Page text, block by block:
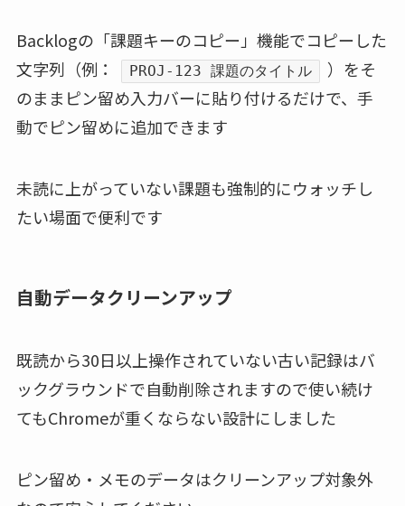
Backlogの「課題キーのコピー」機能でコピーした
文字列（例：
PROJ-123 課題のタイトル
）をそ
のままピン留め入力バーに貼り付けるだけで、手
動でピン留めに追加できます
未読に上がっていない課題も強制的にウォッチし
たい場面で便利です
自動データクリーンアップ
既読から30日以上操作されていない古い記録はバ
ックグラウンドで自動削除されますので使い続け
てもChromeが重くならない設計にしました
ピン留め・メモのデータはクリーンアップ対象外